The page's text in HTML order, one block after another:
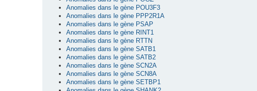
Anomalies dans le gène POU3F3
Anomalies dans le gène PPP2R1A
Anomalies dans le gène PSAP
Anomalies dans le gène RINT1
Anomalies dans le gène RTTN
Anomalies dans le gène SATB1
Anomalies dans le gène SATB2
Anomalies dans le gène SCN2A
Anomalies dans le gène SCN8A
Anomalies dans le gène SETBP1